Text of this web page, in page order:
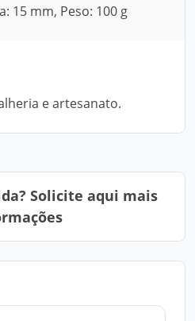
15 mm, Peso: 100 g
e artesanato.
Solicite aqui mais